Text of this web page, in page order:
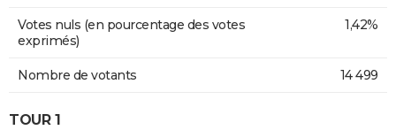
Votes nuls (en pourcentage des votes
exprimés)
1,42%
Nombre de votants 14 499
TOUR 1